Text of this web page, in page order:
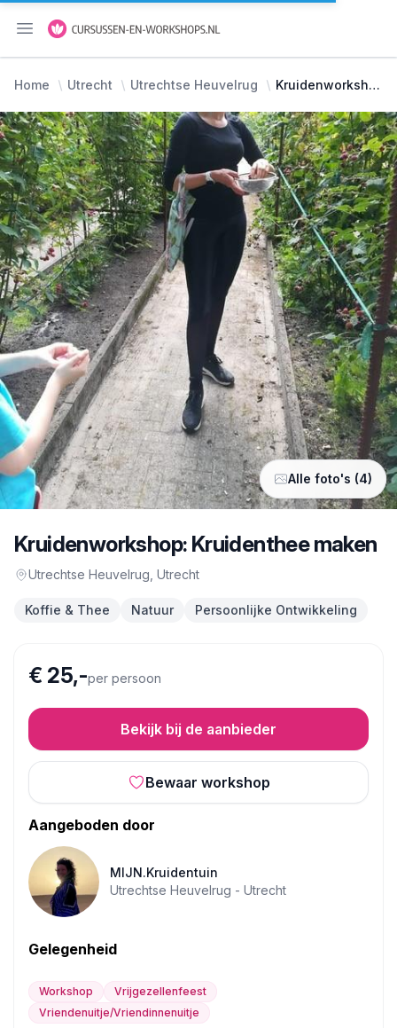
Menu openen
Home Utrecht Utrechtse Heuvelrug Kruidenworkshop: Kruidenthee maken
Alle foto's (4)
Kruidenworkshop: Kruidenthee maken
Utrechtse Heuvelrug , Utrecht
Koffie & Thee Natuur Persoonlijke Ontwikkeling
€ 25,-per persoon
Bekijk bij de aanbieder
Bewaar workshop
Aangeboden door
MIJN.Kruidentuin
Utrechtse Heuvelrug - Utrecht
Gelegenheid
Workshop
Vrijgezellenfeest
Vriendenuitje/Vriendinnenuitje